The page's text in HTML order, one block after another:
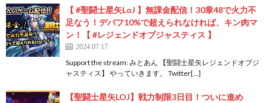
【 #聖闘士星矢LoJ 】無課金配信！30章48で火力不
足なう！デバフ10%で超えられなければ、キン肉マ
ン！【 #レジェンドオブジャスティス 】
2024.07.17
Support the stream: みとあん 【聖闘士星矢レジェンドオブジ
ャスティス】 やっていきます。 Twitter[…]
【聖闘士星矢LOJ】戦力制限3日目！ついに進め